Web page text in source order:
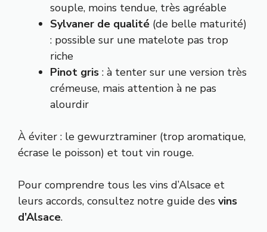
souple, moins tendue, très agréable
Sylvaner de qualité (de belle maturité)
: possible sur une matelote pas trop
riche
Pinot gris : à tenter sur une version très
crémeuse, mais attention à ne pas
alourdir
À éviter : le gewurztraminer (trop aromatique,
écrase le poisson) et tout vin rouge.
Pour comprendre tous les vins d’Alsace et
leurs accords, consultez notre guide des vins
d’Alsace.